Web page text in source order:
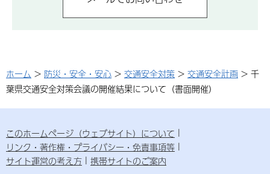
ホーム > 防災・安全・安心 > 交通安全対策 > 交通安全計画 > 千
葉県交通安全対策会議の開催結果について（書面開催）
このホームページ（ウェブサイト）について
リンク・著作権・プライバシー・免責事項等
サイト運営の考え方
携帯サイトのご案内